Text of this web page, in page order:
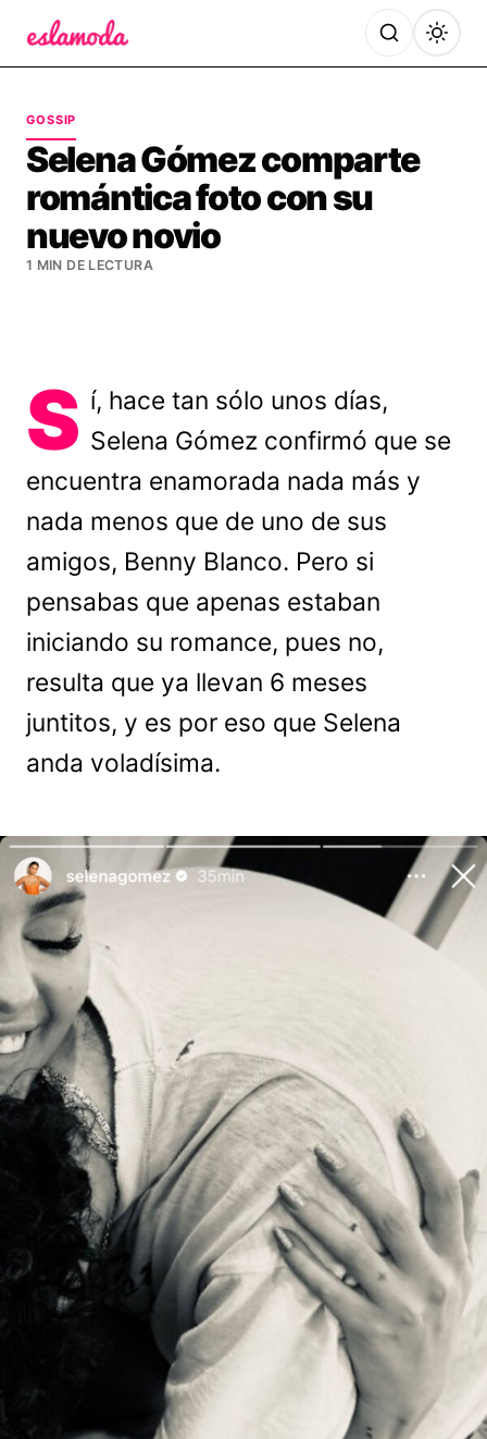
GOSSIP
Selena Gómez comparte
romántica foto con su
nuevo novio
1 MIN DE LECTURA
S í, hace tan sólo unos días,
Selena Gómez confirmó que se
encuentra enamorada nada más y
nada menos que de uno de sus
amigos, Benny Blanco. Pero si
pensabas que apenas estaban
iniciando su romance, pues no,
resulta que ya llevan 6 meses
juntitos, y es por eso que Selena
anda voladísima.